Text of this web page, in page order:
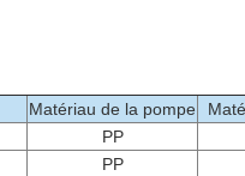
Matériau de la pompe
PP
PP